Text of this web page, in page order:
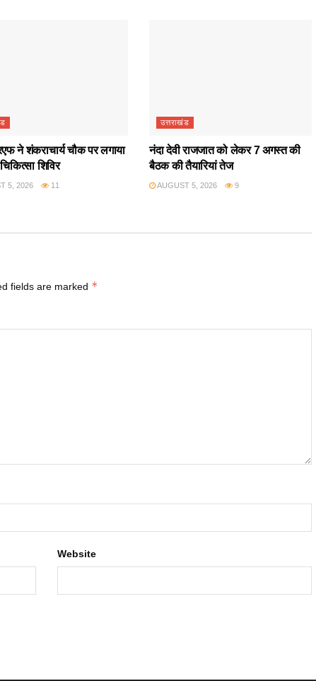
ने शंकराचार्य चौक पर लगाया
शिविर
5, 2026 11
उत्तराखंड
नंदा देवी राजजात को लेकर 7 अगस्त की
बैठक की तैयारियां तेज
AUGUST 5, 2026 9
fields are marked *
Website